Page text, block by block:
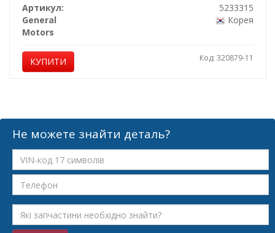
Артикул:
5233315
General
Motors
Корея
КУПИТИ Код: 320879-11
Не можете знайти деталь?